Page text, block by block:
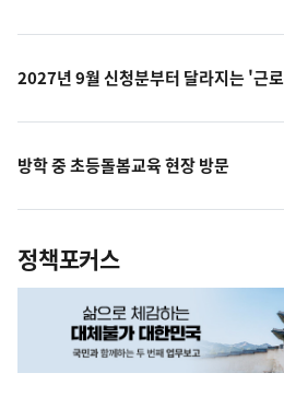
2027년 9월 신청분부터 달라지는 '근
방학 중 초등돌봄교육 현장 방문
정책포커스